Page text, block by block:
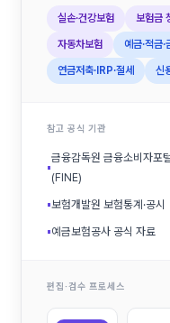
실손·건강보험 보험금
자동차보험 예금·적금·
연금저축·IRP·절세 신
참고 공식 기관
▪
금융감독원 금융소비자포털
(FINE)
▪보험개발원 보험통계·공시
▪예금보험공사 공식 자료
편집·검수 프로세스